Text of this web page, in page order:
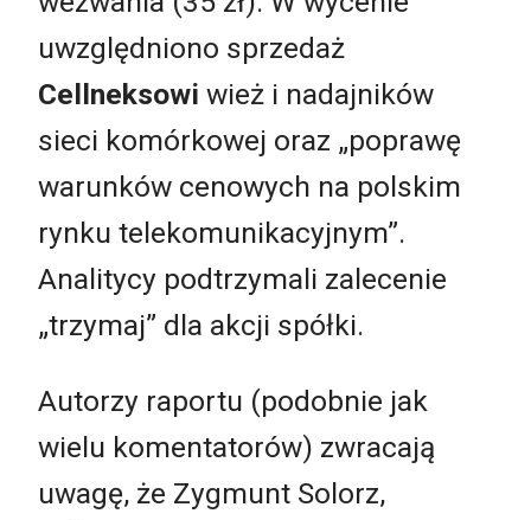
uwzględniono sprzedaż
Cellneksowi wież i nadajników
sieci komórkowej oraz „poprawę
warunków cenowych na polskim
rynku telekomunikacyjnym”.
Analitycy podtrzymali zalecenie
„trzymaj” dla akcji spółki.
Autorzy raportu (podobnie jak
wielu komentatorów) zwracają
uwagę, że Zygmunt Solorz,